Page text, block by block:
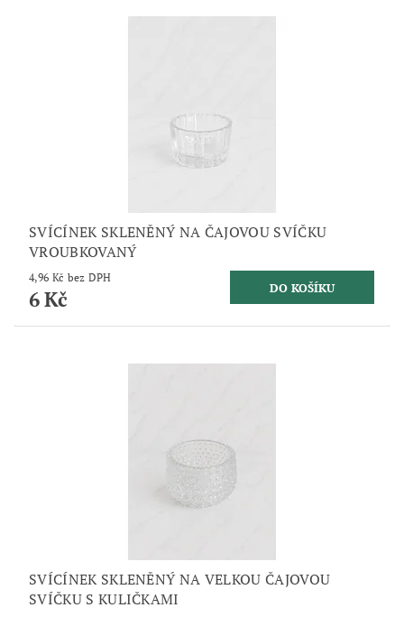
SVÍCÍNEK SKLENĚNÝ NA ČAJOVOU SVÍČKU
VROUBKOVANÝ
4,96 Kč bez DPH
6 Kč
SVÍCÍNEK SKLENĚNÝ NA VELKOU ČAJOVOU
SVÍČKU S KULIČKAMI